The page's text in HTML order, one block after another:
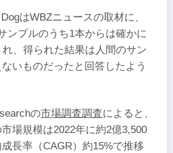
はWBZニュースの取材に、
ンプルのうち1本からは確かに
、得られた結果は人間のサン
いものだったと回答したよう
の市場調査調査によると、
場規模は2022年に約2億3,500
長率（CAGR）約15%で推移